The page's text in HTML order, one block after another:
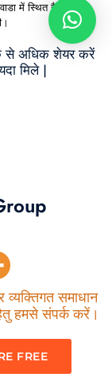
में स्थित है।
से अधिक शेयर करें
मिले |
व्यक्तिगत समाधान
हमसे संपर्क करें।
FREE